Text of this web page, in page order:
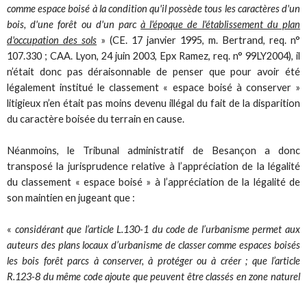
comme espace boisé à la condition qu'il possède tous les caractères d'un
bois, d'une forêt ou d'un parcà l'époque de l'établissement du plan
d'occupation des sols » (CE. 17 janvier 1995, m. Bertrand, req. n°
107.330 ; CAA. Lyon, 24 juin 2003, Epx Ramez, req. n° 99LY2004), il
n’était donc pas déraisonnable de penser que pour avoir été
légalement institué le classement « espace boisé à conserver »
litigieux n’en était pas moins devenu illégal du fait de la disparition
du caractère boisée du terrain en cause.
Néanmoins, le Tribunal administratif de Besançon a donc
transposé la jurisprudence relative à l’appréciation de la légalité
du classement « espace boisé » à l’appréciation de la légalité de
son maintien en jugeant que :
« considérant que l’article L.130-1 du code de l’urbanisme permet aux
auteurs des plans locaux d’urbanisme de classer comme espaces boisés
les bois forêt parcs à conserver, à protéger ou à créer ; que l’article
R.123-8 du même code ajoute que peuvent être classés en zone naturel